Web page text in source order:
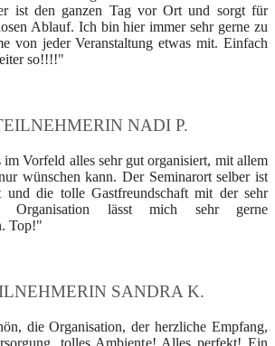
ist den ganzen Tag vor Ort und sorgt für
Ablauf. Ich bin hier immer sehr gerne zu
von jeder Veranstaltung etwas mit. Einfach
so!!!!"
NADI P.
im Vorfeld alles sehr gut organisiert, mit allem
wünschen kann. Der Seminarort selber ist
und die tolle Gastfreundschaft mit der sehr
Organisation lässt mich sehr gerne
Top!"
SANDRA K.
die Organisation, der herzliche Empfang,